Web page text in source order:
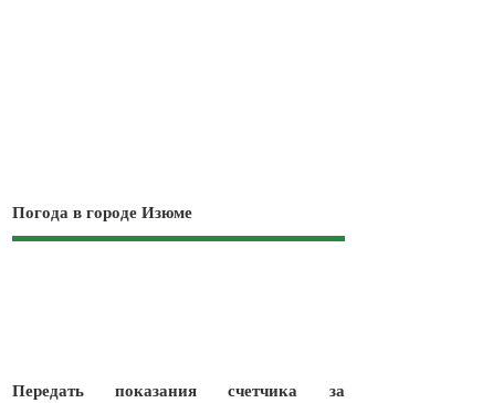
Погода в городе Изюме
Передать показания счетчика за